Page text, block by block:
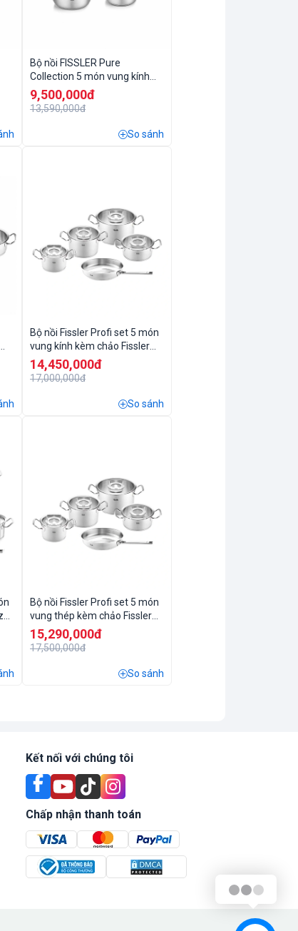
Bộ nồi FISSLER Pure
Collection 5 món vung kính
kèm quánh
9,500,000đ
13,590,000đ
So sánh
Bộ nồi Fissler Profi set 5 món
vung kính kèm chảo Fissler
Profi tổ ong size 28cm
14,450,000đ
17,000,000đ
So sánh
Bộ nồi Fissler Profi set 5 món
vung thép kèm chảo Fissler
Profi tổ ong size 28cm
15,290,000đ
17,500,000đ
So sánh
Kết nối với chúng tôi
Chấp nhận thanh toán
Xin chào!